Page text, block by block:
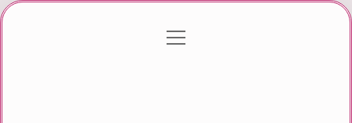
Gizlilik Politikası
menüyü